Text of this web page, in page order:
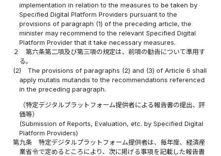
implementation in relation to the measures to be taken by
Specified Digital Platform Providers pursuant to the
provisions of paragraph (1) of the preceding article, the
minister may recommend to the relevant Specified Digital
Platform Provider that it take necessary measures.
２
第六条第二項及び第三項の規定は、前項の勧告について準用す
る。
(2)
The provisions of paragraphs (2) and (3) of Article 6 shall
apply mutatis mutandis to the recommendations referenced
in the preceding paragraph.
（特定デジタルプラットフォーム提供者による報告書の提出、評
価等）
(Submission of Reports, Evaluation, etc. by Specified Digital
Platform Providers)
第九条
特定デジタルプラットフォーム提供者は、毎年度、経済産
業省令で定めるところにより、次に掲げる事項を記載した報告書